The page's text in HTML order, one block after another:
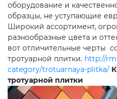
оборудование и
образцы, не уступающие
Широкий ассортимент,
разнообразные цвета и
вот отличительные черты
тротуарной плитки. http://
category/trotuarnaya-plitka/
тротуарной плитки